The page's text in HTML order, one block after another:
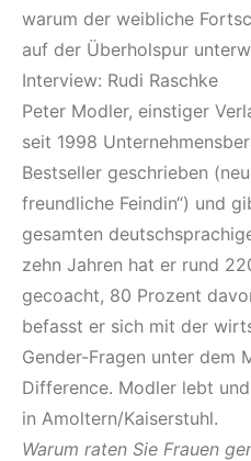
warum der weibliche
auf der Überholspur
Interview: Rudi Raschke
Peter Modler, einstiger
seit 1998
Bestseller geschrieben
freundliche Feindin“) und
gesamten
zehn Jahren hat er rund
gecoacht, 80 Prozent
befasst er sich mit der
Gender-Fragen unter dem
Difference. Modler lebt
in Amoltern/Kaiserstuhl.
Warum raten Sie Frauen